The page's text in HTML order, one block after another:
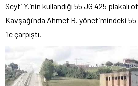
Seyfi Y.’nin kullandığı 55 JG 425 plakalı
Kavşağı’nda Ahmet B. yönetimindeki
ile çarpıştı.